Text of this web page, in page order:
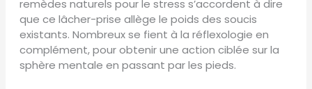
remèdes naturels pour le stress s’accordent à dire
que ce lâcher-prise allège le poids des soucis
existants. Nombreux se fient à la réflexologie en
complément, pour obtenir une action ciblée sur la
sphère mentale en passant par les pieds.